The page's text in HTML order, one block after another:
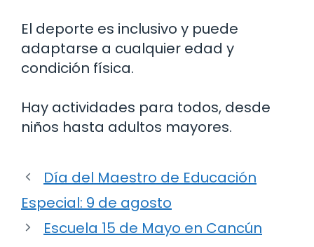
El deporte es inclusivo y puede
adaptarse a cualquier edad y
condición física.
Hay actividades para todos, desde
niños hasta adultos mayores.
Día del Maestro de Educación
Especial: 9 de agosto
Escuela 15 de Mayo en Cancún